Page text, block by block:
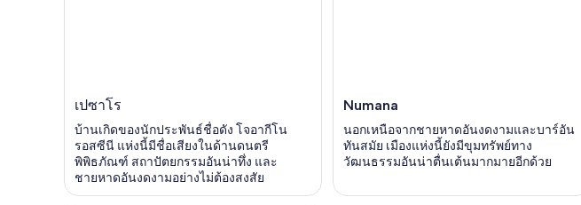
เปซาโร
บ้านเกิดของนักประพันธ์ชื่อดัง โจอากีโน
รอสซีนี แห่งนี้มีชื่อเสียงในด้านดนตรี
พิพิธภัณฑ์ สถาปัตยกรรมอันน่าทึ่ง และ
ชายหาดอันงดงามอย่างไม่ต้องสงสัย
Numana
นอกเหนือจากชายหาดอันงดงามและบาร์อัน
ทันสมัย เมืองแห่งนี้ยังมีขุมทรัพย์ทาง
วัฒนธรรมอันน่าตื่นเต้นมากมายอีกด้วย